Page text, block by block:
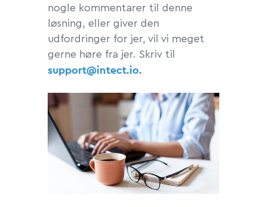
nogle kommentarer til denne
løsning, eller giver den
udfordringer for jer, vil vi meget
gerne høre fra jer. Skriv til
support@intect.io.